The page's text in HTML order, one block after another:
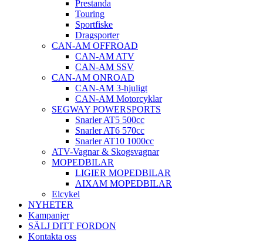
Prestanda
Touring
Sportfiske
Dragsporter
CAN-AM OFFROAD
CAN-AM ATV
CAN-AM SSV
CAN-AM ONROAD
CAN-AM 3-hjuligt
CAN-AM Motorcyklar
SEGWAY POWERSPORTS
Snarler AT5 500cc
Snarler AT6 570cc
Snarler AT10 1000cc
ATV-Vagnar & Skogsvagnar
MOPEDBILAR
LIGIER MOPEDBILAR
AIXAM MOPEDBILAR
Elcykel
NYHETER
Kampanjer
SÄLJ DITT FORDON
Kontakta oss